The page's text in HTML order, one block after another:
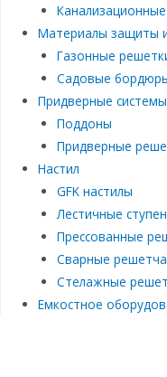
Материалы защиты
Газонные
Садовые
Придверные
Поддоны
Придверные
Настил
GFK настилы
Лестичные
Прессованные
Сварные
Стелажные
Емкостное